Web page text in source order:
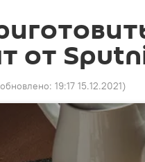
от
19:17 15.12.2021)